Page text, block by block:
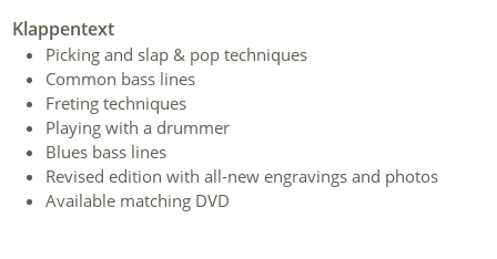
Klappentext
Picking and slap & pop techniques
Common bass lines
Freting techniques
Playing with a drummer
Blues bass lines
Revised edition with all-new engravings and photos
Available matching DVD